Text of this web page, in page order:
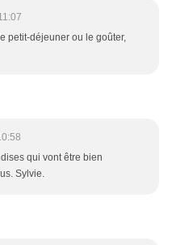
petit-déjeuner ou le goûter,
qui vont être bien
Sylvie.